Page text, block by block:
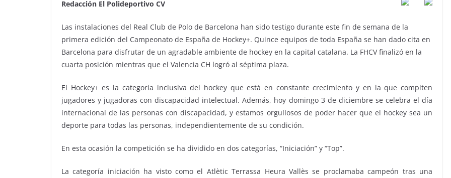
Redacción El Polideportivo CV
Las instalaciones del Real Club de Polo de Barcelona han sido testigo durante este fin de semana de la
primera edición del Campeonato de España de Hockey+. Quince equipos de toda España se han dado cita en
Barcelona para disfrutar de un agradable ambiente de hockey en la capital catalana. La FHCV finalizó en la
cuarta posición mientras que el Valencia CH logró al séptima plaza.
El Hockey+ es la categoría inclusiva del hockey que está en constante crecimiento y en la que compiten
jugadores y jugadoras con discapacidad intelectual. Además, hoy domingo 3 de diciembre se celebra el día
internacional de las personas con discapacidad, y estamos orgullosos de poder hacer que el hockey sea un
deporte para todas las personas, independientemente de su condición.
En esta ocasión la competición se ha dividido en dos categorías, “Iniciación” y “Top”.
La categoría iniciación ha visto como el Atlètic Terrassa Heura Vallès se proclamaba campeón tras una